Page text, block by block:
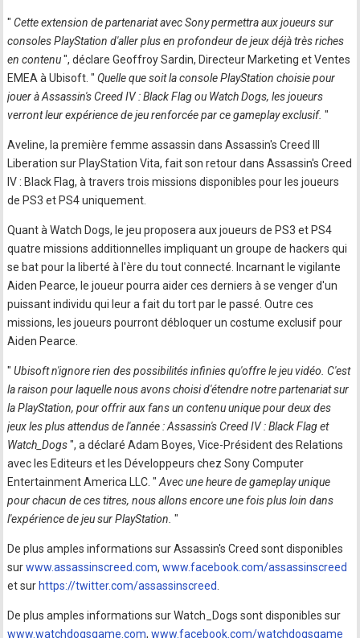
" Cette extension de partenariat avec Sony permettra aux joueurs sur
consoles PlayStation d'aller plus en profondeur de jeux déjà très riches
en contenu", déclare Geoffroy Sardin, Directeur Marketing et Ventes
EMEA à Ubisoft. " Quelle que soit la console PlayStation choisie pour
jouer à Assassin's Creed IV : Black Flag ou Watch Dogs, les joueurs
verront leur expérience de jeu renforcée par ce gameplay exclusif."
Aveline, la première femme assassin dans Assassin's Creed III
Liberation sur PlayStation Vita, fait son retour dans Assassin's Creed
IV : Black Flag, à travers trois missions disponibles pour les joueurs
de PS3 et PS4 uniquement.
Quant à Watch Dogs, le jeu proposera aux joueurs de PS3 et PS4
quatre missions additionnelles impliquant un groupe de hackers qui
se bat pour la liberté à l'ère du tout connecté. Incarnant le vigilante
Aiden Pearce, le joueur pourra aider ces derniers à se venger d'un
puissant individu qui leur a fait du tort par le passé. Outre ces
missions, les joueurs pourront débloquer un costume exclusif pour
Aiden Pearce.
" Ubisoft n'ignore rien des possibilités infinies qu'offre le jeu vidéo. C'est
la raison pour laquelle nous avons choisi d'étendre notre partenariat sur
la PlayStation, pour offrir aux fans un contenu unique pour deux des
jeux les plus attendus de l'année : Assassin's Creed IV : Black Flag et
Watch_Dogs", a déclaré Adam Boyes, Vice-Président des Relations
avec les Editeurs et les Développeurs chez Sony Computer
Entertainment America LLC. " Avec une heure de gameplay unique
pour chacun de ces titres, nous allons encore une fois plus loin dans
l'expérience de jeu sur PlayStation."
De plus amples informations sur Assassin's Creed sont disponibles
surwww.assassinscreed.com,www.facebook.com/assassinscreed
et sur https://twitter.com/assassinscreed
De plus amples informations sur Watch_Dogs sont disponibles sur
www.watchdogsgame.com,www.facebook.com/watchdogsgame